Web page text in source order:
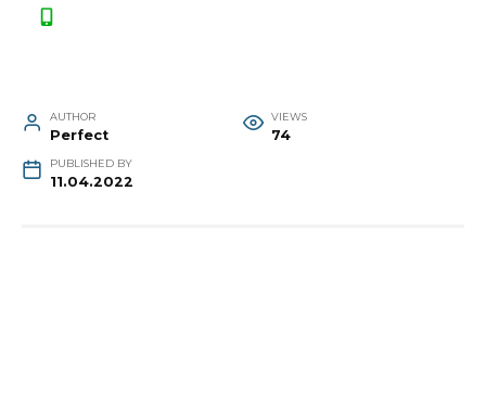
AUTHOR
Perfect
VIEWS
74
PUBLISHED BY
11.04.2022